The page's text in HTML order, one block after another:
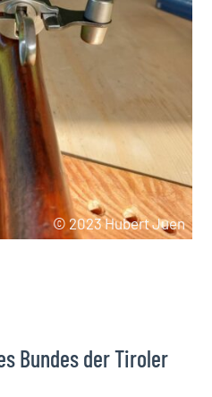
© 2023 Hubert Juen
Bundes der Tiroler